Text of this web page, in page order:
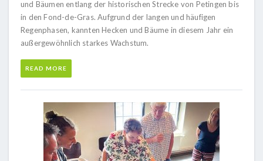
und Bäumen entlang der historischen Strecke von Petingen bis
in den Fond-de-Gras. Aufgrund der langen und häufigen
Regenphasen, kannten Hecken und Bäume in diesem Jahr ein
außergewöhnlich starkes Wachstum.
READ MORE